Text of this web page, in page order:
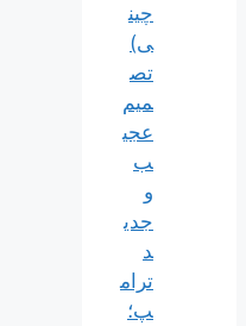
چین
ی)
تص
میم
عجی
ب
جدی
د
ترام
پ؛